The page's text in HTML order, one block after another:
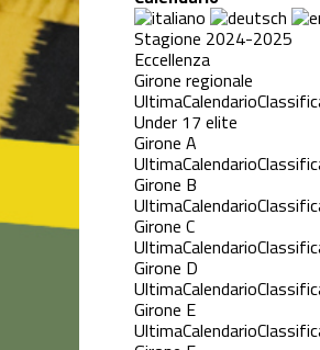
Stagione 2024-2025
Eccellenza
Girone regionale
UltimaCalendario
Under 17 elite
Girone A
UltimaCalendario
Girone B
UltimaCalendario
Girone C
UltimaCalendario
Girone D
UltimaCalendario
Girone E
UltimaCalendario